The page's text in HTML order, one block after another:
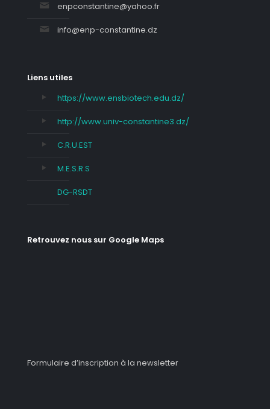
enpconstantine@yahoo.fr
info@enp-constantine.dz
Liens utiles
https://www.ensbiotech.edu.dz/
http://www.univ-constantine3.dz/
C.R.U.EST
M.E.S.R.S
DG-RSDT
Retrouvez nous sur Google Maps
Formulaire d’inscription à la newsletter